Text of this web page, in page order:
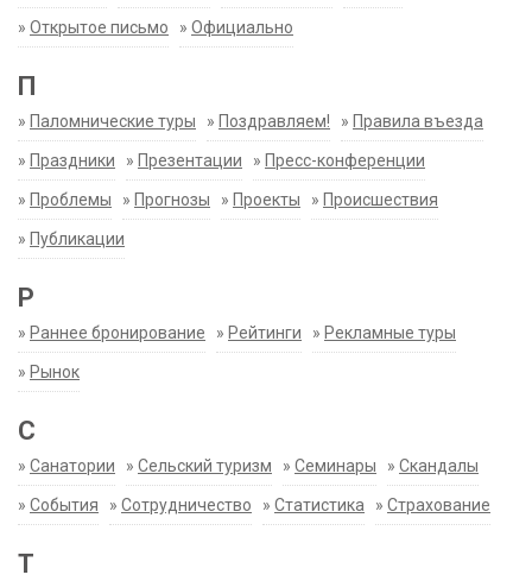
» Открытое письмо » Официально
П
» Паломнические туры » Поздравляем! » Правила въезда
» Праздники » Презентации » Пресс-конференции
» Проблемы » Прогнозы » Проекты » Происшествия
» Публикации
Р
» Раннее бронирование » Рейтинги » Рекламные туры
» Рынок
С
» Санатории » Сельский туризм » Семинары » Скандалы
» События » Сотрудничество » Статистика » Страхование
Т